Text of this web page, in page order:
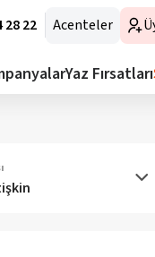
28 22 Acenteler
Yaz Fırsatları